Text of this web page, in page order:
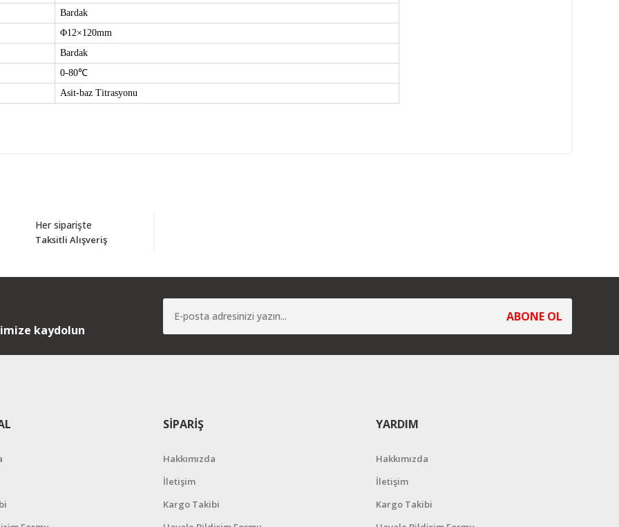
Bardak
Φ12×120mm
Bardak
0-80℃
Asit-baz Titrasyonu
Her siparişte
Taksitli Alışveriş
kaydolun
ABONE OL
SİPARİŞ
Hakkımızda
İletişim
Kargo Takibi
YARDIM
Hakkımızda
İletişim
Kargo Takibi